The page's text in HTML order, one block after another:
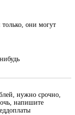
только, они могут
нужно срочно,
напишите